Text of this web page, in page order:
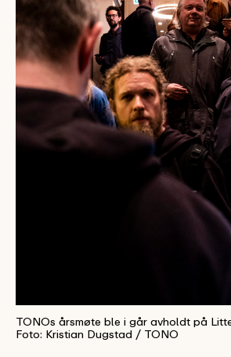
TONOs årsmøte ble i går avholdt på
Foto: Kristian Dugstad / TONO